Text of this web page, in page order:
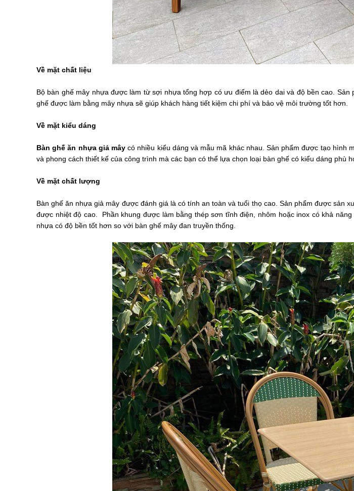
Về mặt chất liệu
Bộ bàn ghế mây nhựa được làm từ sợi nhựa tổng hợp có ưu điểm là dẻo dai và độ bền cao.
ghế được làm bằng mây nhựa sẽ giúp khách hàng tiết kiệm chi phí và bảo vệ môi trường tốt hơn.
Về mặt kiểu dáng
Bàn ghế ăn nhựa giả mây có nhiều kiểu dáng và mẫu mã khác nhau. Sản phẩm được tạo hình
và phong cách thiết kế của công trình mà các bạn có thể lựa chọn loại bàn ghế có kiểu dáng phù
Về mặt chất lượng
Bàn ghế ăn nhựa giả mây được đánh giá là có tính an toàn và tuổi thọ cao. Sản phẩm được sản
được nhiệt độ cao. Phần khung được làm bằng thép sơn tĩnh điện, nhôm hoặc inox có khả
nhựa có độ bền tốt hơn so với bàn ghế mây đan truyền thống.